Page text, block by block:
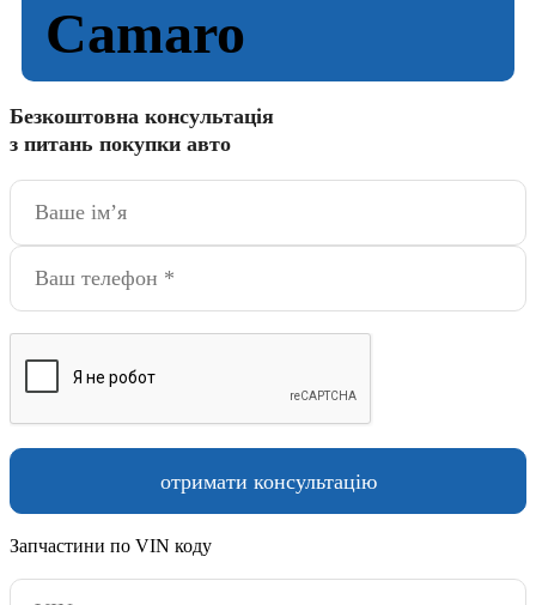
Camaro
Безкоштовна консультація
з питань покупки авто
Запчастини по VIN коду